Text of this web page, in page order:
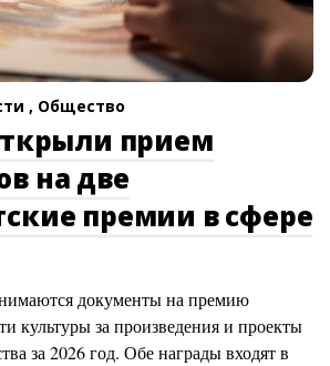
, Общество
прием
на две
премии в сфере
документы на премию
культуры за произведения и проекты
за 2026 год. Обе награды входят в